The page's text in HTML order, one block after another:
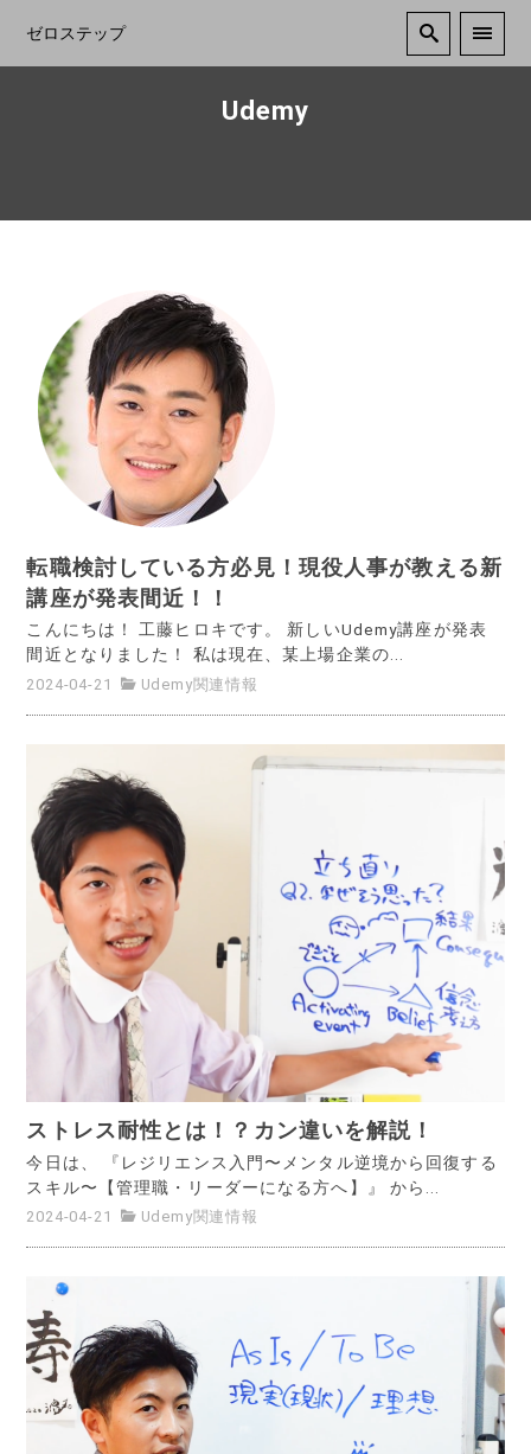
ゼロステップ
Udemy
転職検討している方必見！現役人事が教える新
講座が発表間近！！
こんにちは！ 工藤ヒロキです。 新しいUdemy講座が発表
間近となりました！ 私は現在、某上場企業の...
2024-04-21 Udemy関連情報
ストレス耐性とは！？カン違いを解説！
今日は、 『レジリエンス入門〜メンタル逆境から回復する
スキル〜【管理職・リーダーになる方へ】』 から...
2024-04-21 Udemy関連情報